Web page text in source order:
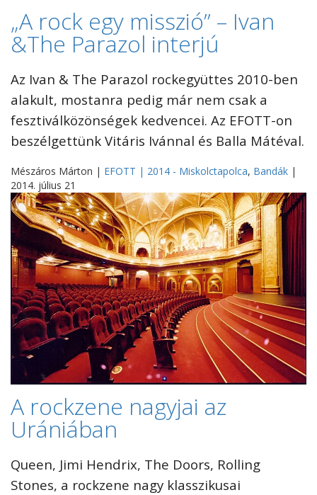
„A rock egy misszió” – Ivan
&The Parazol interjú
Az Ivan & The Parazol rockegyüttes 2010-ben
alakult, mostanra pedig már nem csak a
fesztiválközönségek kedvencei. Az EFOTT-on
beszélgettünk Vitáris Ivánnal és Balla Mátéval.
Mészáros Márton | EFOTT | 2014 - Miskolctapolca, Bandák |
2014. július 21
A rockzene nagyjai az
Urániában
Queen, Jimi Hendrix, The Doors, Rolling
Stones, a rockzene nagy klasszikusai